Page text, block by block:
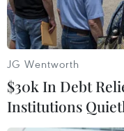
Hãng BMW bắt
loạt mẫu xe thuần
Tiêu chí mới phân
JG Wentworth
$30k In Debt
Institutions